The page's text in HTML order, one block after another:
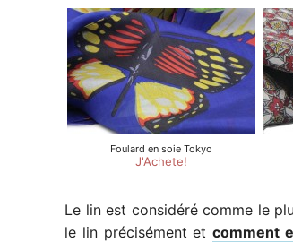
Le lin est considéré comme le
le lin précisément etcomment